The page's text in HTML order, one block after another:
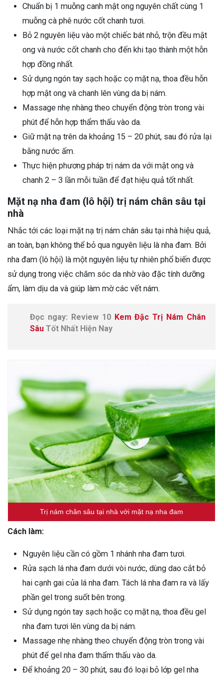
Chuẩn bị 1 muỗng canh mật ong nguyên chất cùng 1
muỗng cà phê nước cốt chanh tươi.
Bỏ 2 nguyên liệu vào một chiếc bát nhỏ, trộn đều mật
ong và nước cốt chanh cho đến khi tạo thành một hỗn
hợp đồng nhất.
Sử dụng ngón tay sạch hoặc cọ mặt nạ, thoa đều hỗn
hợp mật ong và chanh lên vùng da bị nám.
Massage nhẹ nhàng theo chuyển động tròn trong vài
phút để hỗn hợp thẩm thấu vào da.
Giữ mặt nạ trên da khoảng 15 – 20 phút, sau đó rửa lại
bằng nước ấm.
Thực hiện phương pháp trị nám da với mật ong và
chanh 2 – 3 lần mỗi tuần để đạt hiệu quả tốt nhất.
Mặt nạ nha đam (lô hội) trị nám chân sâu tại
nhà
Nhắc tới các loại mặt nạ trị nám chân sâu tại nhà hiệu quả,
an toàn, bạn không thể bỏ qua nguyên liệu là nha đam. Bởi
nha đam (lô hội) là một nguyên liệu tự nhiên phổ biến được
sử dụng trong việc chăm sóc da nhờ vào đặc tính dưỡng
ẩm, làm dịu da và giúp làm mờ các vết nám.
Đọc ngay: Review 10 Kem Đặc Trị Nám Chân
Sâu Tốt Nhất Hiện Nay
Trị nám chân sâu tại nhà với mặt nạ nha đam
Cách làm:
Nguyên liệu cần có gồm 1 nhánh nha đam tươi.
Rửa sạch lá nha đam dưới vòi nước, dùng dao cắt bỏ
hai cạnh gai của lá nha đam. Tách lá nha đam ra và lấy
phần gel trong suốt bên trong.
Sử dụng ngón tay sạch hoặc cọ mặt nạ, thoa đều gel
nha đam tươi lên vùng da bị nám.
Massage nhẹ nhàng theo chuyển động tròn trong vài
phút để gel nha đam thẩm thấu vào da.
Để khoảng 20 – 30 phút, sau đó loại bỏ lớp gel nha